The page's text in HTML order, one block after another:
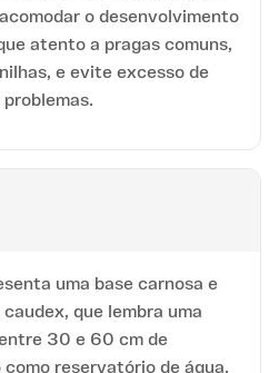
o desenvolvimento
atento a pragas comuns,
e evite excesso de
uma base carnosa e
que lembra uma
30 e 60 cm de
reservatório de água.